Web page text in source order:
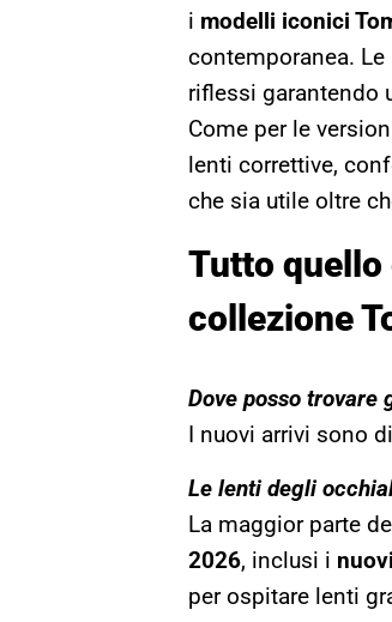
i modelli iconici
contemporanea.
riflessi garantendo
Come per le
lenti correttive,
che sia utile oltre
Tutto quello
collezione
Dove posso trovare
I nuovi arrivi sono
Le lenti degli
La maggior parte
2026, inclusi i nuovi
per ospitare lenti